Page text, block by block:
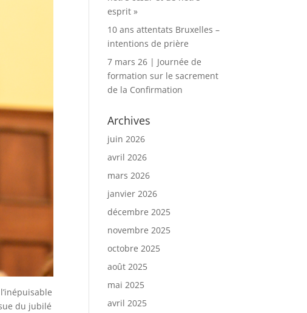
du jubilé
esprit »
10 ans attentats Bruxelles –
intentions de prière
7 mars 26 | Journée de
formation sur le sacrement
de la Confirmation
Archives
juin 2026
avril 2026
mars 2026
janvier 2026
décembre 2025
novembre 2025
octobre 2025
août 2025
mai 2025
avril 2025